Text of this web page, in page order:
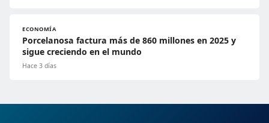
ECONOMÍA
Porcelanosa factura más de 860 millones en 2025 y
sigue creciendo en el mundo
Hace 3 días